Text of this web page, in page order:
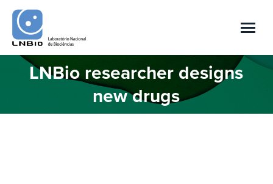
LNBio researcher designs
new drugs
Você está aqui: